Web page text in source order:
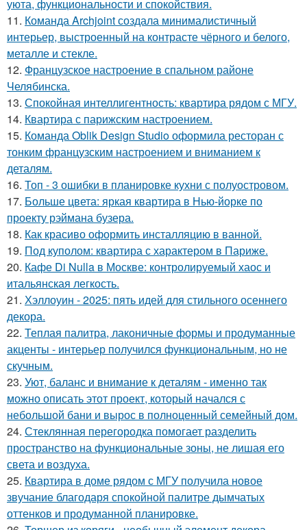
уюта, функциональности и спокойствия.
11. Команда Archjoint создала минималистичный
интерьер, выстроенный на контрасте чёрного и белого,
металле и стекле.
12. Французское настроение в спальном районе
Челябинска.
13. Спокойная интеллигентность: квартира рядом с МГУ.
14. Квартира с парижским настроением.
15. Команда Oblik Design Studio оформила ресторан с
тонким французским настроением и вниманием к
деталям.
16. Топ - 3 ошибки в планировке кухни с полуостровом.
17. Больше цвета: яркая квартира в Нью-йорке по
проекту рэймана бузера.
18. Как красиво оформить инсталляцию в ванной.
19. Под куполом: квартира с характером в Париже.
20. Кафе Di Nulla в Москве: контролируемый хаос и
итальянская легкость.
21. Хэллоуин - 2025: пять идей для стильного осеннего
декора.
22. Теплая палитра, лаконичные формы и продуманные
акценты - интерьер получился функциональным, но не
скучным.
23. Уют, баланс и внимание к деталям - именно так
можно описать этот проект, который начался с
небольшой бани и вырос в полноценный семейный дом.
24. Стеклянная перегородка помогает разделить
пространство на функциональные зоны, не лишая его
света и воздуха.
25. Квартира в доме рядом с МГУ получила новое
звучание благодаря спокойной палитре дымчатых
оттенков и продуманной планировке.